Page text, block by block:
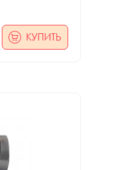
КУПИТЬ